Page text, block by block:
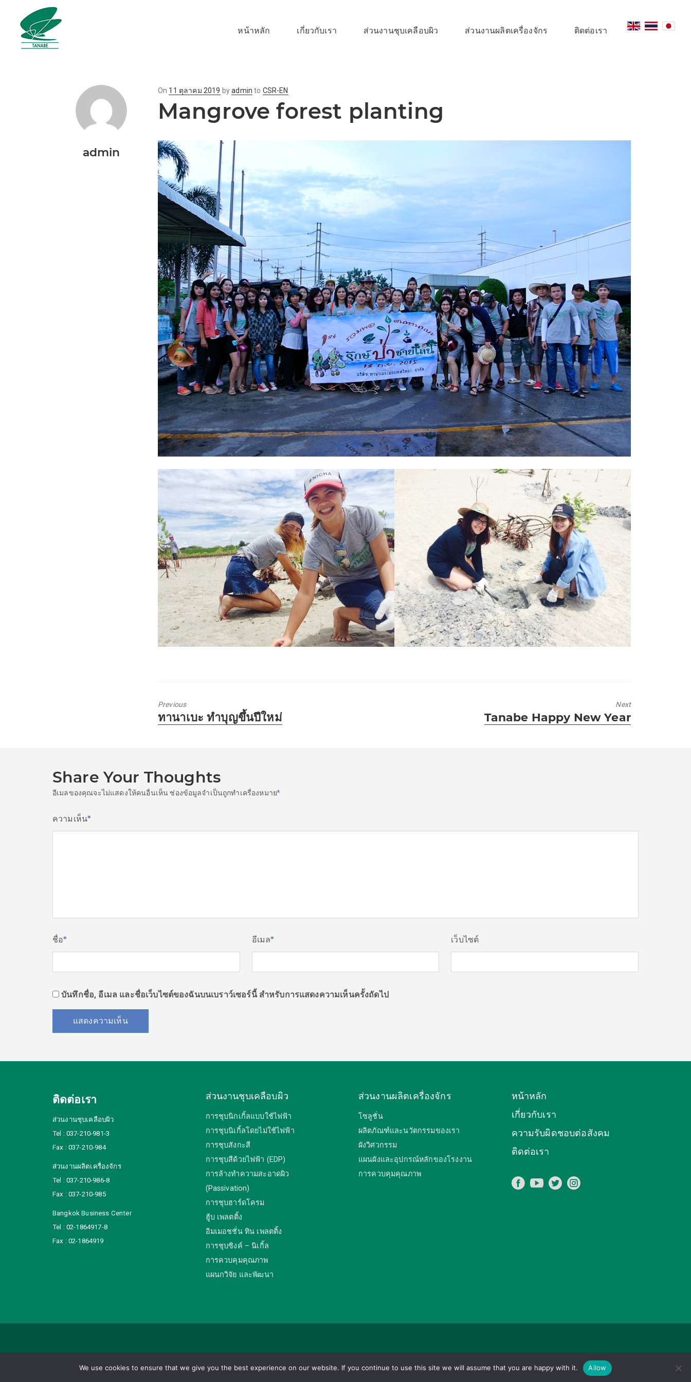
หน้าหลัก เกี่ยวกับเรา ส่วนงานชุบเคลือบผิว ส่วนงานผลิตเครื่องจักร ติดต่อเรา
admin
On Posted
on
11 ตุลาคม 2019 byadmin to CSR-EN
Mangrove forest planting
Previous
Previous
post:
ทานาเบะ ทำบุญขึ้นปีใหม่
Next
Next
post:
Tanabe Happy New Year
Share Your Thoughts
อีเมลของคุณจะไม่แสดงให้คนอื่นเห็น ช่องข้อมูลจำเป็นถูกทำเครื่องหมาย*
ความเห็น*
ชื่อ* อีเมล* เว็บไซต์
บันทึกชื่อ, อีเมล และชื่อเว็บไซต์ของฉันบนเบราว์เซอร์นี้ สำหรับการแสดงความเห็นครั้งถัดไป
ติดต่อเรา
ส่วนงานชุบเคลือบผิว
Tel : 037-210-981-3
Fax : 037-210-984
ส่วนงานผลิตเครื่องจักร
Tel : 037-210-986-8
Fax : 037-210-985
Bangkok Business Center
Tel : 02-1864917-8
Fax : 02-1864919
ส่วนงานชุบเคลือบผิว
การชุบนิกเกิ้ลแบบใช้ไฟฟ้า
การชุบนิเกิ้ลโดยไม่ใช้ไฟฟ้า
การชุบสังกะสี
การชุบสีด้วยไฟฟ้า (EDP)
การล้างทำความสะอาดผิว
(Passivation)
การชุบฮาร์ดโครม
ฮู้บ เพลตติ้ง
อิมเมอชชั่น ทิน เพลตติ้ง
การชุบซิงค์ – นิเกิ้ล
การควบคุมคุณภาพ
แผนกวิจัย และพัฒนา
ส่วนงานผลิตเครื่องจักร
โซลูชั่น
ผลิตภัณฑ์และนวัตกรรมของเรา
ผังวิศวกรรม
แผนผังและอุปกรณ์หลักของโรงงาน
การควบคุมคุณภาพ
หน้าหลัก
เกี่ยวกับเรา
ความรับผิดชอบต่อสังคม
ติดต่อเรา
We use cookies to ensure that we give you the best experience on our website. If you continue to use this site we will assume that you are happy with it. Allow